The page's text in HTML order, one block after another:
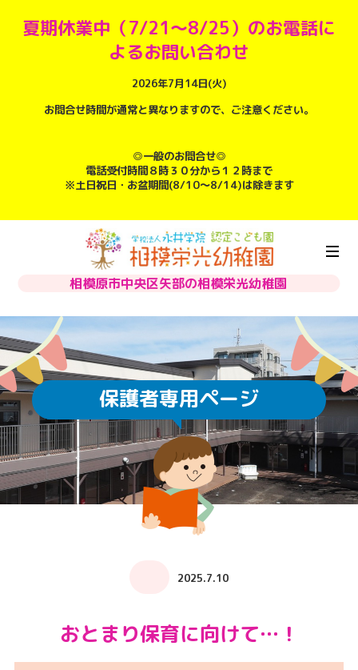
夏期休業中（7/21～8/25）のお電話に
よるお問い合わせ
2026年7月14日(火)
お問合せ時間が通常と異なりますので、ご注意ください。
◎一般のお問合せ◎
電話受付時間８時３０分から１２時まで
※土日祝日・お盆期間(8/10～8/14)は除きます
相模原市中央区矢部の相模栄光幼稚園
保護者専用ページ
2025.7.10
おとまり保育に向けて…！